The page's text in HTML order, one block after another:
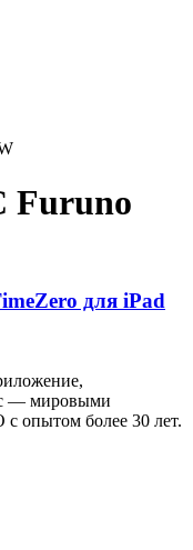
Furuno
для iPad
— мировыми
опытом более 30 лет.